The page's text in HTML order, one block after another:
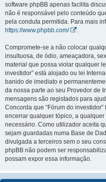
software phpBB apenas facilita
não é responsável pelo conteúdo
pela conduta permitida. Para mais
https://www.phpbb.com/
Compromete-se a não colocar
insultuosa, de ódio, ameaçadora,
material que possa violar qualquer
investidor” está alojado ou lei
banido de imediato e
da nossa parte ao seu Provedor de
mensagens são registados para
Concorda que “Fórum do
encerrar qualquer tópico, a
necessário. Como utilizador aceita
sejam guardadas numa Base de
divulgada a terceiros sem o seu
phpBB não podem ser
possam expor essa informação.